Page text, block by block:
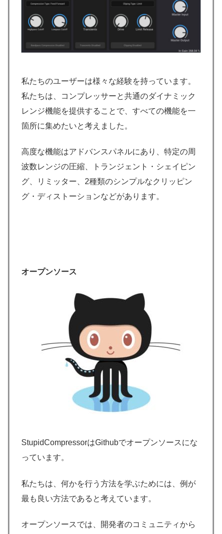
私たちのユーザーは様々な経験を持っています。
私たちは、コンプレッサーと共通のダイナミック
レンジ機能を提供することで、すべての機能を一
箇所に集めたいと考えました。
高度な機能はアドバンスパネルにあり、特定の周
波数レンジの圧縮、トランジェント・シェイピン
グ、リミッター、2種類のシンプルなクリッピン
グ・ディストーションなどがあります。
オープンソース
StupidCompressorはGithubでオープンソースにな
っています。
私たちは、何かを行う方法を学ぶためには、例が
最も良い方法であると考えています。
オープンソースでは、開発者のコミュニティから